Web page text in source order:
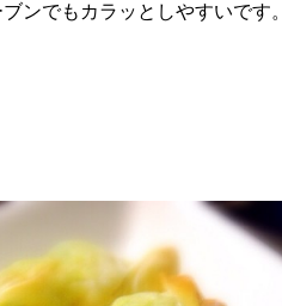
ンでもカラッとしやすいです。